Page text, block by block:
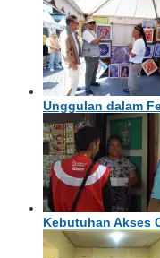
Unggulan dalam
Kebutuhan Akses